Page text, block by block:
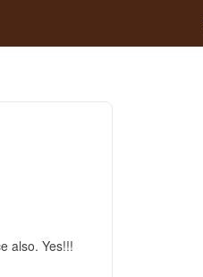
also. Yes!!!